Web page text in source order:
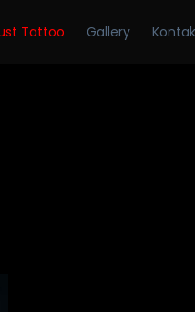
Tattoo Gallery